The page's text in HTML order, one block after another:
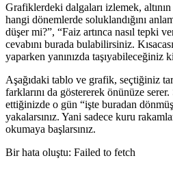
Grafiklerdeki dalgaları izlemek, altının
hangi dönemlerde soluklandığını
düşer mi?”, “Faiz artınca nasıl tepki
cevabını burada bulabilirsiniz.
yaparken yanınızda taşıyabileceğiniz
Aşağıdaki tablo ve grafik, seçtiğiniz
farklarını da göstererek önünüze
ettiğinizde o gün “işte buradan
yakalarsınız. Yani sadece kuru
okumaya başlarsınız.
Bir hata oluştu: Failed to fetch